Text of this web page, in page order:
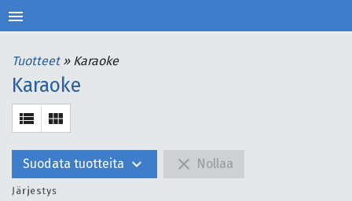
menu
Karaoke
view_list view_module
Suodata tuotteita expand_more close Nollaa
Järjestys
Tuotteet »Karaoke